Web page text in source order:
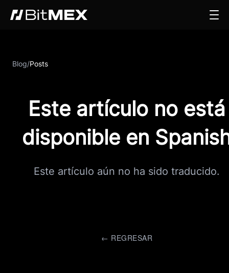
Blog/Posts
Este artículo no está
disponible en
Este artículo aún no ha sido traducido.
← REGRESAR